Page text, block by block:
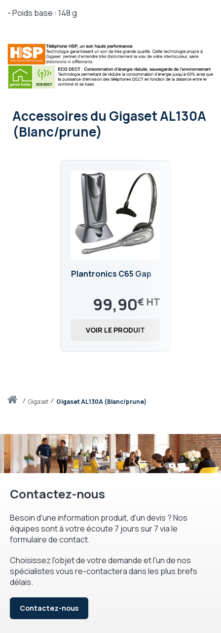
Accueilgigaset Gigaset AL130A (Blanc/prune)
- Poids base : 148 g
Accessoiresdu Gigaset AL130A
(Blanc/prune)
Plantronics C65 Gap
99,90€
VOIR LE PRODUIT
Contactez-nous
Besoin d'une information produit, d'un devis ? Nos
équipes sont à votre écoute 7 jours sur 7 via le
formulaire de contact.
Choisissez l'objet de votre demande et l'un de nos
spécialistes vous re-contactera dans les plus brefs
délais.
Contactez-nous